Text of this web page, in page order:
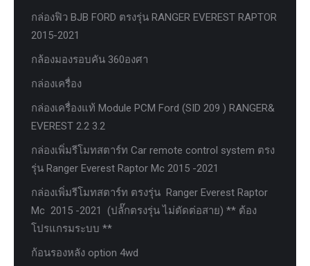
กล่องฟิว BJB FORD ตรงรุ่น RANGER EVEREST RAPTOR
2015-2021
กล้องมองรอบคัน 360องศา
กล่องเครื่อง
กล่องเครื่องแท้ Module PCM Ford (SID 209 ) RANGER&
EVEREST 2.2 3.2
กล่องเพิ่มรีโมทสตาร์ท Car remote control system ตรง
รุ่น Ranger Everest Raptor Mc 2015 -2021
กล่องเพิ่มรีโมทสตาร์ท ตรงรุ่น Ranger Everest Raptor
Mc 2015 -2021 (ปลั๊กตรงรุ่น ไม่ตัดต่อสาย) ** ต้อง
โปรแกรมระบบ **
ก้อนรองหลัง option 4wd